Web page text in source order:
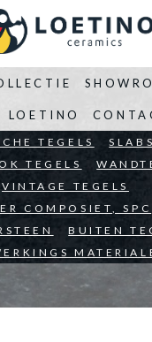
TEGELS
TEGELS
VINTAGE TEGELS
COMPOSIET, SPC
BUITEN
LOETINO